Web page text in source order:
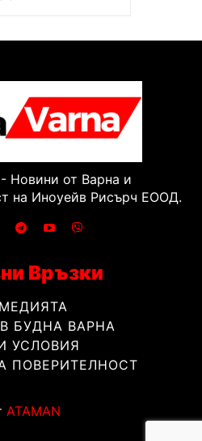
Новини от Варна и
на Иноуейв Рисърч ЕООД.
Връзки
БУДНА ВАРНА
УСЛОВИЯ
ПОВЕРИТЕЛНОСТ
ATAMAN